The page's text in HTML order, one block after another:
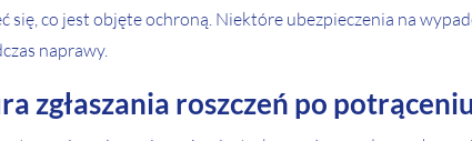
się, co jest objęte ochroną. Niektóre ubezpieczenia na
naprawy.
zgłaszania roszczeń po